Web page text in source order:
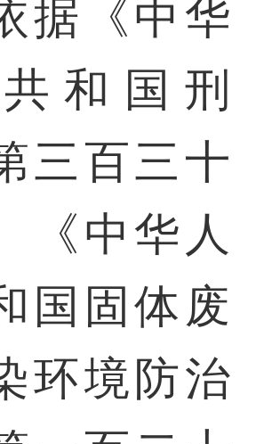
《中华
和国刑
三百三十
《中华人
国固体废
环境防治